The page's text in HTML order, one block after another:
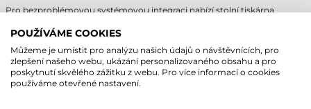
Pro bezproblémovou systémovou integraci nabízí stolní tiskárna
nejrozšířenější operační systémy, jako jsou Windows, Mac, Android a
pokladní zásuvku. V souladu s moderními požadavky je však k dispozici
také ve verzích s rozhraním Ethernet (LAN), Wi-Fi nebo Bluetooth
(kompatibilní s Apple™ MFi).
POUŽÍVÁME COOKIES
Můžeme je umístit pro analýzu našich údajů o návštěvnících, pro
zlepšení našeho webu, ukázání personalizovaného obsahu a pro
poskytnutí skvělého zážitku z webu. Pro více informací o cookies
používáme otevřené nastavení.